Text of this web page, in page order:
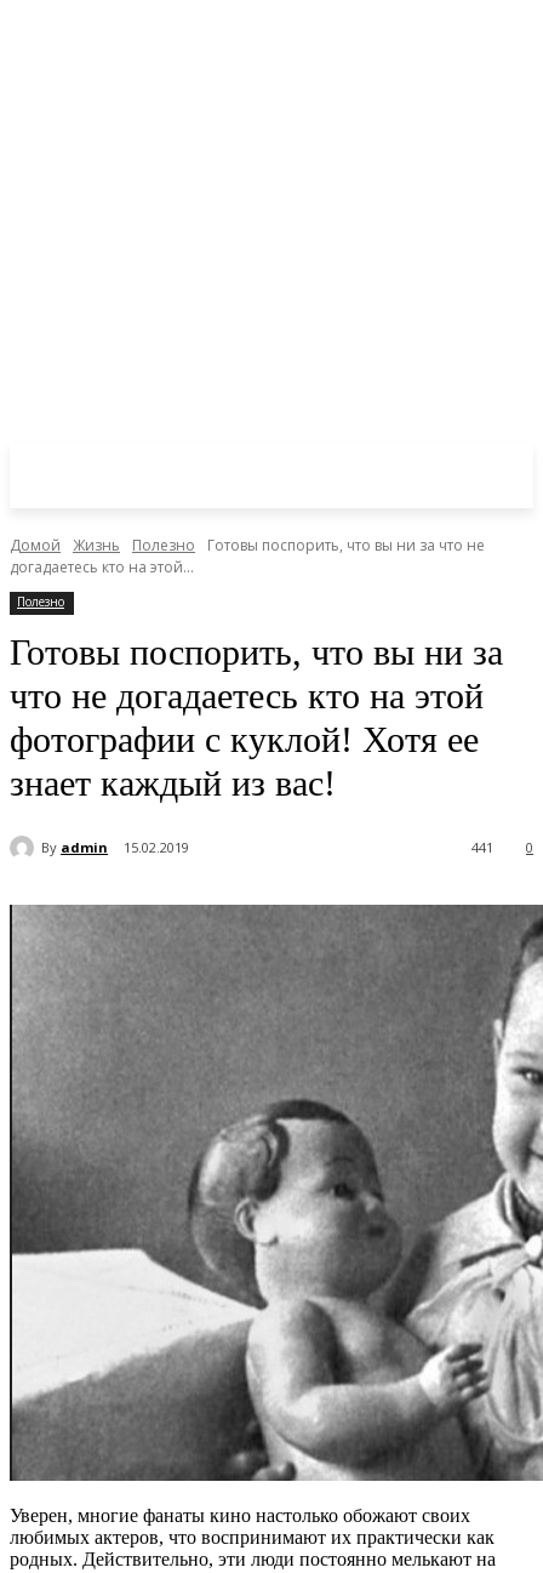
Домой Жизнь Полезно
Готовы поспорить, что вы ни за что не
догадаетесь кто на этой...
Полезно
Готовы поспорить, что вы ни за
что не догадаетесь кто на этой
фотографии с куклой! Хотя ее
знает каждый из вас!
By admin 15.02.2019 0
441
Уверен, многие фанаты кино настолько обожают своих
любимых актеров, что воспринимают их практически как
родных. Действительно, эти люди постоянно мелькают на